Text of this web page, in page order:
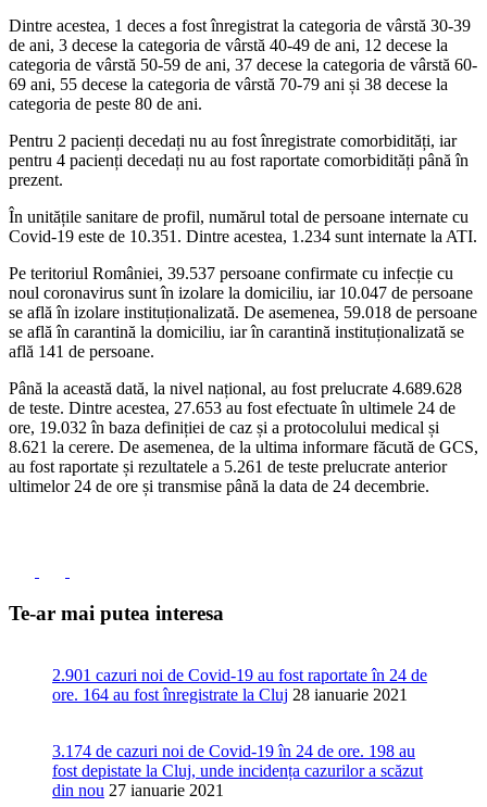
Dintre acestea, 1 deces a fost înregistrat la categoria de vârstă 30-39
de ani, 3 decese la categoria de vârstă 40-49 de ani, 12 decese la
categoria de vârstă 50-59 de ani, 37 decese la categoria de vârstă 60-
69 ani, 55 decese la categoria de vârstă 70-79 ani și 38 decese la
categoria de peste 80 de ani.
Pentru 2 pacienți decedați nu au fost înregistrate comorbidități, iar
pentru 4 pacienți decedați nu au fost raportate comorbidități până în
prezent.
În unitățile sanitare de profil, numărul total de persoane internate cu
Covid-19 este de 10.351. Dintre acestea, 1.234 sunt internate la ATI.
Pe teritoriul României, 39.537 persoane confirmate cu infecție cu
noul coronavirus sunt în izolare la domiciliu, iar 10.047 de persoane
se află în izolare instituționalizată. De asemenea, 59.018 de persoane
se află în carantină la domiciliu, iar în carantină instituționalizată se
află 141 de persoane.
Până la această dată, la nivel național, au fost prelucrate 4.689.628
de teste. Dintre acestea, 27.653 au fost efectuate în ultimele 24 de
ore, 19.032 în baza definiției de caz și a protocolului medical și
8.621 la cerere. De asemenea, de la ultima informare făcută de GCS,
au fost raportate și rezultatele a 5.261 de teste prelucrate anterior
ultimelor 24 de ore și transmise până la data de 24 decembrie.
Te-ar mai putea interesa
2.901 cazuri noi de Covid-19 au fost raportate în 24 de
ore. 164 au fost înregistrate la Cluj 28 ianuarie 2021
3.174 de cazuri noi de Covid-19 în 24 de ore. 198 au
fost depistate la Cluj, unde incidența cazurilor a scăzut
din nou 27 ianuarie 2021